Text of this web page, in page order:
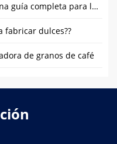
10 Pasos para hacer chocolate: Una guía completa para la producción en masa de chocolate
fabricar dulces??
de granos de café